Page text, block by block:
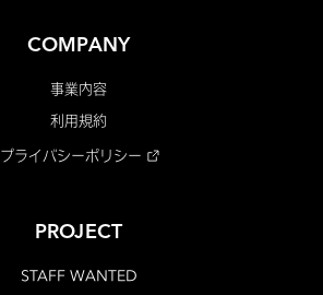
COMPANY
事業内容
利用規約
プライバシーポリシー
PROJECT
STAFF WANTED